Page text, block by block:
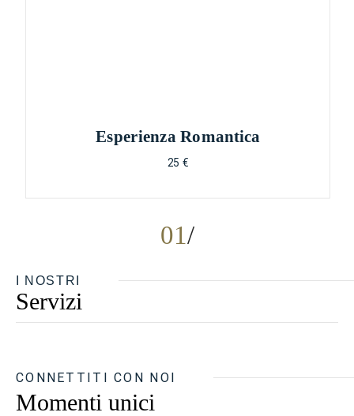
01
Esperienza Romantica
25 €
I NOSTRI
Servizi
CONNETTITI CON NOI
Momenti unici